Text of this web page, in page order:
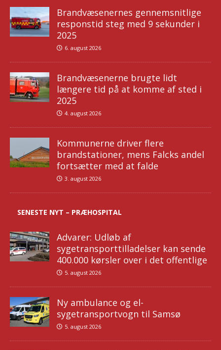
Brandvæsenernes gennemsnitlige
responstid steg med 9 sekunder i
2025
6. august 2026
Brandvæsenerne brugte lidt
længere tid på at komme af sted i
2025
4. august 2026
Kommunerne driver flere
brandstationer, mens Falcks andel
fortsætter med at falde
3. august 2026
SENESTE NYT – PRÆHOSPITAL
Advarer: Udløb af
sygetransporttilladelser kan sende
400.000 kørsler over i det offentlige
5. august 2026
Ny ambulance og el-
sygetransportvogn til Samsø
5. august 2026